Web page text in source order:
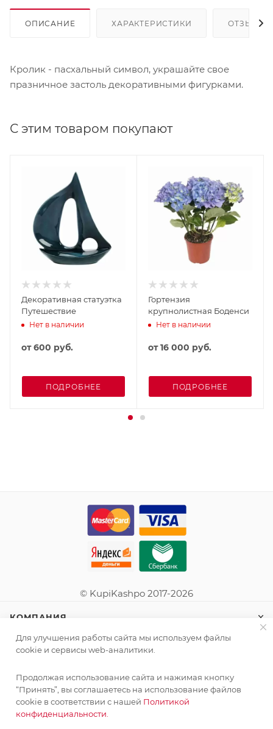
ОПИСАНИЕ ХАРАКТЕРИСТИКИ ОТЗЫВЫ
Кролик - пасхальный символ, украшайте свое
празничное застоль декоративными фигурками.
С этим товаром покупают
Декоративная статуэтка
Путешествие
Нет в наличии
от600 руб.
ПОДРОБНЕЕ
Гортензия
крупнолистная Боденси
Нет в наличии
от16 000 руб.
ПОДРОБНЕЕ
© KupiKashpo 2017-2026
КОМПАНИЯ
ИНФОРМАЦИЯ
ПОМОЩЬ
Для улучшения работы сайта мы используем файлы
cookie и сервисы web-аналитики.
Продолжая использование сайта и нажимая кнопку
“Принять”, вы соглашаетесь на использование файлов
cookie в соответствии с нашей Политикой
конфиденциальности.